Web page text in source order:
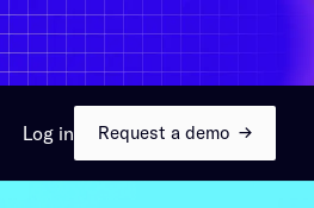
Log in​​​​‌ ‍ ​‍​‍‌‍ ‌ ​‍‌‍‍‌‌‍‌ ‌‍‍‌‌‍ ‍​‍​‍​ ‍‍​‍​‍‌ ​ ‌‍​‌‌‍ ‍‌‍‍‌‌ ‌​‌ ‍‌​‍ ‍‌‍‍‌‌‍ ​‍​‍​‍ ​​‍​‍‌‍‍​‌ ​‍‌‍‌‌‌‍‌‍​‍​‍​ ‍‍​‍​‍‌‍‍​‌ ‌​‌ ‌​‌ ​​​ ‍‍​‍ ​‍ ‌‍ ​‌‍ ‌‍​ ‌‍​‌‌‍ ​‌‍‍​‌‍ ‌ ​ ‌ ‌​​ ‍‍​ ​ ​ ​ ​ ​ ​ ​ ​‍ ‌‍‍‌‌‍ ‍‌ ‌​‌‍‌‌‌‍ ‍‌ ‌​​‍ ‌‍‌‌‌‍‌​‌‍‍‌‌ ‌​​‍ ‌‍ ‌‌‍ ‌‍‌​‌‍‌‌​ ‌‌ ​​‌ ​‍‌‍‌‌‌ ​ ‌‍‌‌‌‍ ‍‌ ‌​‌‍​‌‌ ‌​‌‍‍‌‌‍ ‌‍ ‍​ ‍ ‌‍‍‌‌‍‌​​ ‌​ ‌ ​ ‌​​ ‌‍​ ‌‍‌‍​‍‌‍​‍​ ​​​ ​​​‍ ‌‌‍‌‍​ ‌​​ ‌ ​ ​‌​‍ ‌​ ‌​‌‍‌​​ ‌ ​ ‌‌​‍ ‌‌‍​‌​ ‍​​ ‍‌​ ​​​‍ ‌​ ​​​ ‌​​ ​‌‌‍‌‍​ ​‍​ ‌‌​ ‌‌​ ‍‌‌‍​ ‌‍‌‍​ ​​​ ‌‌​ ‍ ‌ ‌​‌ ‍‌‌ ​​‌‍‌‌​ ‌‌‍ ‍‌‍​‌‌ ‌‍‌‍‍‌‌‍‌ ‌‍​‌‌ ‌​‌‍‍‌‌‍ ‌‍ ‍​ ‍ ‌ ​​‌‍​‌‌ ‌​‌‍‍​​ ‌‌‍‍​‌‍‌‌‌‍​‌‌‍‌​‌‍‌‌‌ ​‍‌​​‌‌‍​ ‌ ‌​‌‍‍‌‌‍ ‌‍ ‍‌ ​ ​‍ ‍‌‍ ​‌‍ ‌‍‌ ‌‍‍‌‌‍ ‍‌​ ​‌‍‍‌‌‍ ‍‌‍‍ ​‍ ‍‌‍ ​‌‍​‌‌‍​‍‌‍‌‌‌‍ ​​ ‌‍​‍‌‍​‌‌ ​ ‌‍‌‌‌‌‌‌‌ ​‍‌‍ ​​ ‌‌‍‍​‌ ‌​‌ ‌​‌ ​​​‍‌‌​ ​ ‌​​‌​‍‌‌​ ​‍‌​‌‍​‍‌‌​ ​‍‌​‌‍‌‍ ​‌‍ ‌‍​ ‌‍​‌‌‍ ​‌‍‍​‌‍ ‌ ​ ‌ ‌​​‍‌‌​ ​ ‌​​‌​ ​ ​ ​ ​ ​ ​ ​ ​‍‌‍‌‍‍‌‌‍‌​​ ‌​ ‌ ​ ‌​​ ‌‍​ ‌‍‌‍​‍‌‍​‍​ ​​​ ​​​‍ ‌‌‍‌‍​ ‌​​ ‌ ​ ​‌​‍ ‌​ ‌​‌‍‌​​ ‌ ​ ‌‌​‍ ‌‌‍​‌​ ‍​​ ‍‌​ ​​​‍ ‌​ ​​​ ‌​​ ​‌‌‍‌‍​ ​‍​ ‌‌​ ‌‌​ ‍‌‌‍​ ‌‍‌‍​ ​​​ ‌‌​‍‌‍‌ ‌​‌ ‍‌‌ ​​‌‍‌‌​ ‌‌‍ ‍‌‍​‌‌ ‌‍‌‍‍‌‌‍‌ ‌‍​‌‌ ‌​‌‍‍‌‌‍ ‌‍ ‍​‍‌‍‌ ​​‌‍​‌‌ ‌​‌‍‍​​ ‌‌‍‍​‌‍‌‌‌‍​‌‌‍‌​‌‍‌‌‌ ​‍‌​​‌‌‍​ ‌ ‌​‌‍‍‌‌‍ ‌‍ ‍‌ ​ ​‍ ‍‌‍ ​‌‍ ‌‍‌ ‌‍‍‌‌‍ ‍‌​ ​‌‍‍‌‌‍ ‍‌‍‍ ​‍ ‍‌‍ ​‌‍​‌‌‍​‍‌‍‌‌‌‍ ​​‍‌‍‌ ​​‌‍‌‌‌ ​‍‌ ​ ‌ ​​‌‍‌‌‌‍​ ‌ ‌​‌‍‍‌‌ ‌‍‌‍‌‌​ ‌‌ ​​‌ ‌‌‌‍​‍‌‍ ​‌‍‍‌‌ ​ ‌‍‍​‌‍‌‌‌‍‌​​‍​‍‌ ‌ Request a demo​​​​‌ ‍ ​‍​‍‌‍ ‌ ​‍‌‍‍‌‌‍‌ ‌‍‍‌‌‍ ‍​‍​‍​ ‍‍​‍​‍‌ ​ ‌‍​‌‌‍ ‍‌‍‍‌‌ ‌​‌ ‍‌​‍ ‍‌‍‍‌‌‍ ​‍​‍​‍ ​​‍​‍‌‍‍​‌ ​‍‌‍‌‌‌‍‌‍​‍​‍​ ‍‍​‍​‍‌‍‍​‌ ‌​‌ ‌​‌ ​​​ ‍‍​‍ ​‍ ‌‍ ​‌‍ ‌‍​ ‌‍​‌‌‍ ​‌‍‍​‌‍ ‌ ​ ‌ ‌​​ ‍‍​ ​ ​ ​ ​ ​ ​ ​ ​‍ ‌‍‍‌‌‍ ‍‌ ‌​‌‍‌‌‌‍ ‍‌ ‌​​‍ ‌‍‌‌‌‍‌​‌‍‍‌‌ ‌​​‍ ‌‍ ‌‌‍ ‌‍‌​‌‍‌‌​ ‌‌ ​​‌ ​‍‌‍‌‌‌ ​ ‌‍‌‌‌‍ ‍‌ ‌​‌‍​‌‌ ‌​‌‍‍‌‌‍ ‌‍ ‍​ ‍ ‌‍‍‌‌‍‌​​ ‌​ ‌ ​ ‌​​ ‌‍​ ‌‍‌‍​‍‌‍​‍​ ​​​ ​​​‍ ‌‌‍‌‍​ ‌​​ ‌ ​ ​‌​‍ ‌​ ‌​‌‍‌​​ ‌ ​ ‌‌​‍ ‌‌‍​‌​ ‍​​ ‍‌​ ​​​‍ ‌​ ​​​ ‌​​ ​‌‌‍‌‍​ ​‍​ ‌‌​ ‌‌​ ‍‌‌‍​ ‌‍‌‍​ ​​​ ‌‌​ ‍ ‌ ‌​‌ ‍‌‌ ​​‌‍‌‌​ ‌‌‍ ‍‌‍​‌‌ ‌‍‌‍‍‌‌‍‌ ‌‍​‌‌ ‌​‌‍‍‌‌‍ ‌‍ ‍​ ‍ ‌ ​​‌‍​‌‌ ‌​‌‍‍​​ ‌‌‍‍​‌‍‌‌‌‍​‌‌‍‌​‌‍‌‌‌ ​‍‌​​‌‌‍​ ‌ ‌​‌‍‍‌‌‍ ‌‍ ‍‌ ​ ​‍ ‍‌‍‌​‌‍‌‌‌‍ ‌‌‍ ‌​ ​‌‍‍‌‌‍ ‍‌‍‍ ​‍ ‍‌‍ ​‌‍​‌‌‍​‍‌‍‌‌‌‍ ​​ ‌‍​‍‌‍​‌‌ ​ ‌‍‌‌‌‌‌‌‌ ​‍‌‍ ​​ ‌‌‍‍​‌ ‌​‌ ‌​‌ ​​​‍‌‌​ ​ ‌​​‌​‍‌‌​ ​‍‌​‌‍​‍‌‌​ ​‍‌​‌‍‌‍ ​‌‍ ‌‍​ ‌‍​‌‌‍ ​‌‍‍​‌‍ ‌ ​ ‌ ‌​​‍‌‌​ ​ ‌​​‌​ ​ ​ ​ ​ ​ ​ ​ ​‍‌‍‌‍‍‌‌‍‌​​ ‌​ ‌ ​ ‌​​ ‌‍​ ‌‍‌‍​‍‌‍​‍​ ​​​ ​​​‍ ‌‌‍‌‍​ ‌​​ ‌ ​ ​‌​‍ ‌​ ‌​‌‍‌​​ ‌ ​ ‌‌​‍ ‌‌‍​‌​ ‍​​ ‍‌​ ​​​‍ ‌​ ​​​ ‌​​ ​‌‌‍‌‍​ ​‍​ ‌‌​ ‌‌​ ‍‌‌‍​ ‌‍‌‍​ ​​​ ‌‌​‍‌‍‌ ‌​‌ ‍‌‌ ​​‌‍‌‌​ ‌‌‍ ‍‌‍​‌‌ ‌‍‌‍‍‌‌‍‌ ‌‍​‌‌ ‌​‌‍‍‌‌‍ ‌‍ ‍​‍‌‍‌ ​​‌‍​‌‌ ‌​‌‍‍​​ ‌‌‍‍​‌‍‌‌‌‍​‌‌‍‌​‌‍‌‌‌ ​‍‌​​‌‌‍​ ‌ ‌​‌‍‍‌‌‍ ‌‍ ‍‌ ​ ​‍ ‍‌‍‌​‌‍‌‌‌‍ ‌‌‍ ‌​ ​‌‍‍‌‌‍ ‍‌‍‍ ​‍ ‍‌‍ ​‌‍​‌‌‍​‍‌‍‌‌‌‍ ​​‍‌‍‌ ​​‌‍‌‌‌ ​‍‌ ​ ‌ ​​‌‍‌‌‌‍​ ‌ ‌​‌‍‍‌‌ ‌‍‌‍‌‌​ ‌‌ ​​‌ ‌‌‌‍​‍‌‍ ​‌‍‍‌‌ ​ ‌‍‍​‌‍‌‌‌‍‌​​‍​‍‌ ‌